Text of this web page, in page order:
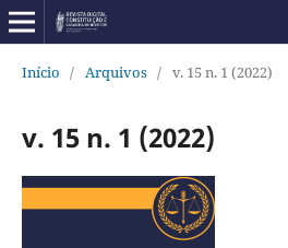
Início / Arquivos / v. 15 n. 1 (2022)
v. 15 n. 1 (2022)